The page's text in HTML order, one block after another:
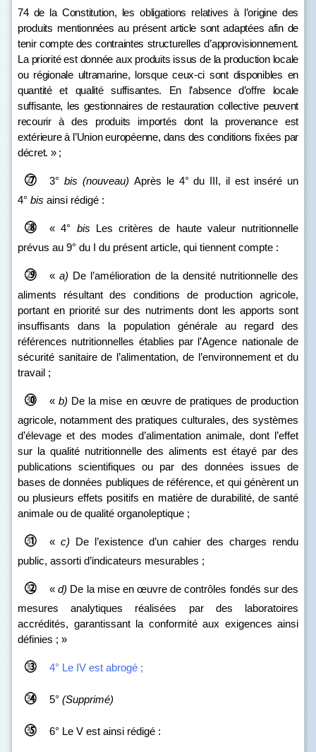
74 de la Constitution, les obligations relatives à l’origine des
produits mentionnées au présent article sont adaptées afin de
tenir compte des contraintes structurelles d’approvisionnement.
La priorité est donnée aux produits issus de la production locale
ou régionale ultramarine, lorsque ceux-ci sont disponibles en
quantité et qualité suffisantes.
En l’absence d’offre locale
suffisante, les gestionnaires de restauration collective peuvent
recourir à des produits importés dont la provenance est
extérieure à l’Union européenne, dans des conditions fixées par
décret. » ;
3° bis (nouveau) Après le 4° du III, il est inséré un
4° bis ainsi rédigé :
« 4° bis Les critères de haute valeur nutritionnelle
prévus au 9° du I du présent article, qui tiennent compte :
«a) De l’amélioration de la densité nutritionnelle des
aliments résultant des conditions de production agricole,
portant en priorité sur des nutriments dont les apports sont
insuffisants dans la population générale au regard des
références nutritionnelles établies par l’Agence nationale de
sécurité sanitaire de l’alimentation, de l’environnement et du
travail ;
«b) De la mise en œuvre de pratiques de production
agricole, notamment des pratiques culturales, des systèmes
d’élevage et des modes d’alimentation animale, dont l’effet
sur la qualité nutritionnelle des aliments est étayé par des
publications scientifiques ou par des données issues de
bases de données publiques de référence, et qui génèrent un
ou plusieurs effets positifs en matière de durabilité, de santé
animale ou de qualité organoleptique ;
« c) De l’existence d’un cahier des charges rendu
public, assorti d’indicateurs mesurables ;
«d) De la mise en œuvre de contrôles fondés sur des
mesures analytiques réalisées par des laboratoires
accrédités, garantissant la conformité aux exigences ainsi
définies ; »
4° Le IV est abrogé ;
5° (Supprimé)
6° Le V est ainsi rédigé :